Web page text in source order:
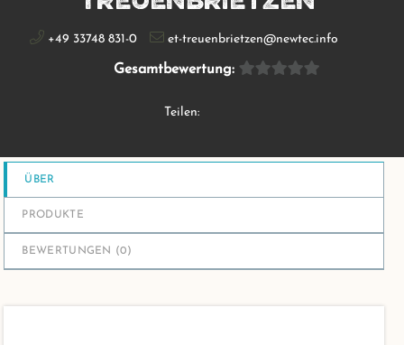
+49 33748 831-0 et-treuenbrietzen@newtec.info
Gesamtbewertung:
Teilen:
ÜBER
PRODUKTE
BEWERTUNGEN (0)